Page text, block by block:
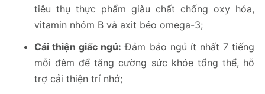
tiêu thụ thực phẩm giàu chất chống oxy hóa,
vitamin nhóm B và axit béo omega-3;
Cải thiện giấc ngủ: Đảm bảo ngủ ít nhất 7 tiếng
mỗi đêm để tăng cường sức khỏe tổng thể, hỗ
trợ cải thiện trí nhớ;